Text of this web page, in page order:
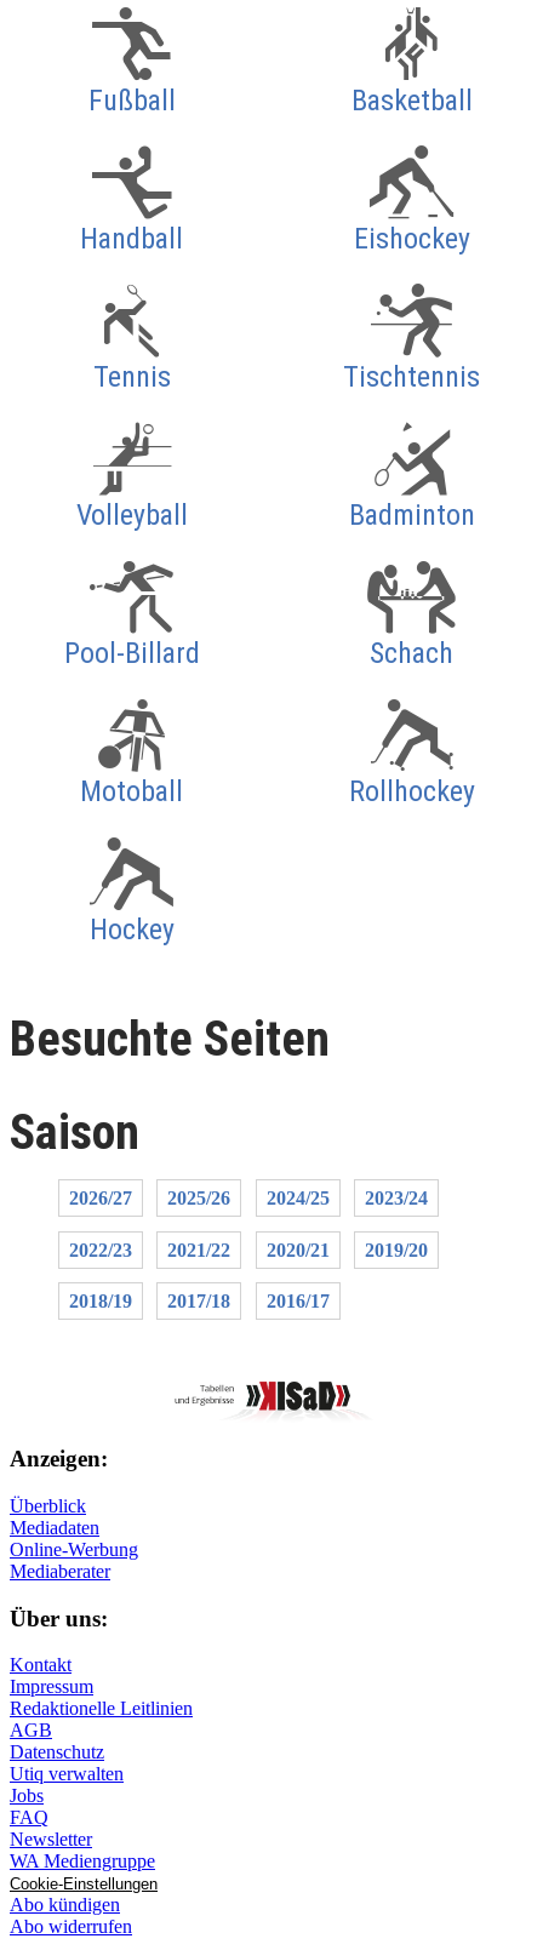
Fußball Basketball
Handball Eishockey
Tennis Tischtennis
Volleyball Badminton
Pool-Billard Schach
Motoball Rollhockey
Hockey
Besuchte Seiten
Saison
2026/27 2025/26 2024/25 2023/24
2022/23 2021/22 2020/21 2019/20
2018/19 2017/18 2016/17
Anzeigen:
Überblick
Mediadaten
Online-Werbung
Mediaberater
Über uns:
Kontakt
Impressum
Redaktionelle Leitlinien
AGB
Datenschutz
Utiq verwalten
Jobs
FAQ
Newsletter
WA Mediengruppe
Cookie-Einstellungen
Abo kündigen
Abo widerrufen